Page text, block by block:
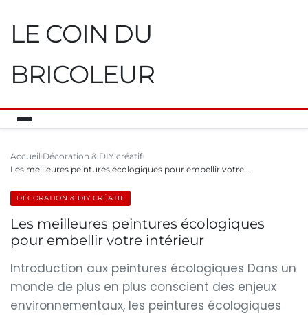
LE COIN DU
BRICOLEUR
Accueil Décoration & DIY créatif
Les meilleures peintures écologiques pour embellir votre…
DÉCORATION & DIY CRÉATIF
Les meilleures peintures écologiques
pour embellir votre intérieur
Introduction aux peintures écologiques Dans un
monde de plus en plus conscient des enjeux
environnementaux, les peintures écologiques